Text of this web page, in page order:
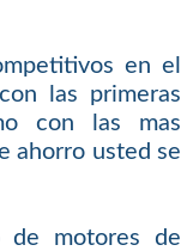
en el
las primeras
con las mas
ahorro usted se
de motores de